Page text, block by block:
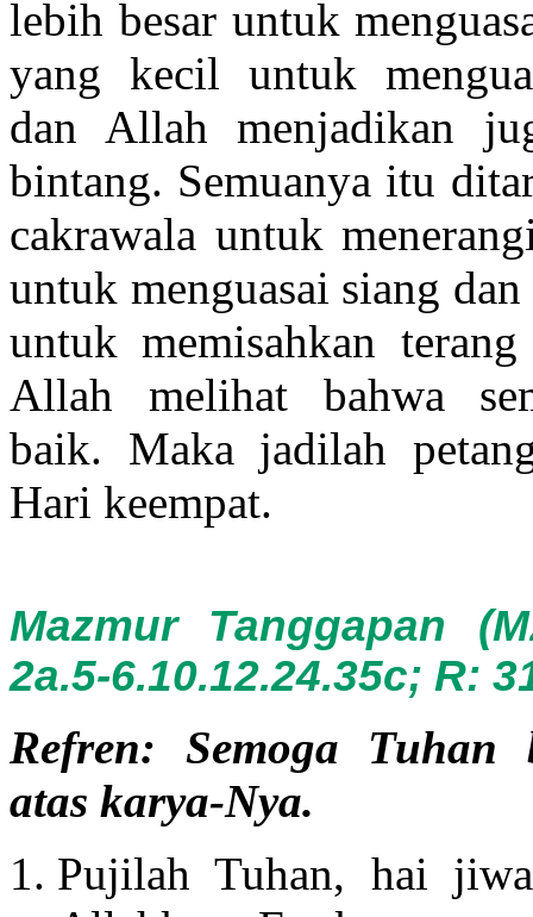
lebih besar untuk
yang kecil untuk
dan Allah menjadikan
bintang. Semuanya itu
cakrawala untuk
untuk menguasai siang
untuk memisahkan
Allah melihat bahwa
baik. Maka jadilah
Hari keempat.
Mazmur Tanggapan
2a.5-6.10.12.24.35c; R:
Refren: Semoga Tuhan
atas karya-Nya.
Pujilah Tuhan, hai